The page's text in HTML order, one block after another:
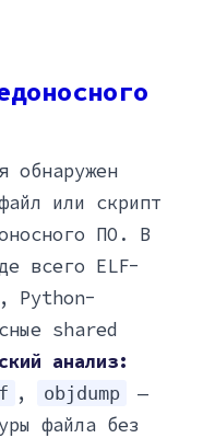
обнаружен
или скрипт
ПО. В
всего ELF-
Python-
shared
анализ:
, objdump
—
файла без